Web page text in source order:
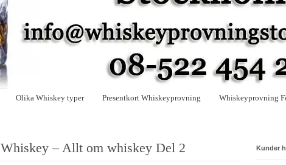
Olika Whiskey typer Presentkort Whiskeyprovning Whiskeyprovning
Whiskey – Allt om whiskey Del 2 Kunder